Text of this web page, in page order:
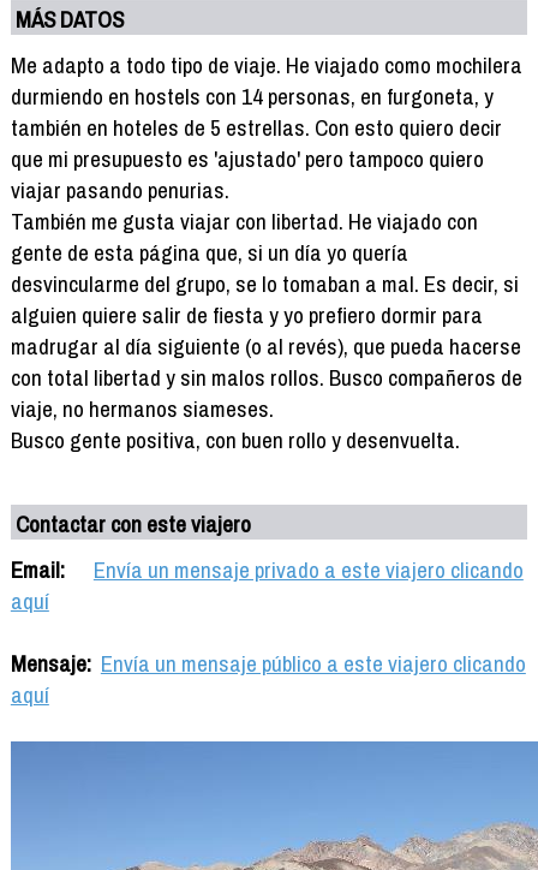
MÁS DATOS
Me adapto a todo tipo de viaje. He viajado como mochilera
durmiendo en hostels con 14 personas, en furgoneta, y
también en hoteles de 5 estrellas. Con esto quiero decir
que mi presupuesto es 'ajustado' pero tampoco quiero
viajar pasando penurias.
También me gusta viajar con libertad. He viajado con
gente de esta página que, si un día yo quería
desvincularme del grupo, se lo tomaban a mal. Es decir, si
alguien quiere salir de fiesta y yo prefiero dormir para
madrugar al día siguiente (o al revés), que pueda hacerse
con total libertad y sin malos rollos. Busco compañeros de
viaje, no hermanos siameses.
Busco gente positiva, con buen rollo y desenvuelta.
Contactar con este viajero
Email:
Envía un mensaje privado a este viajero clicando
aquí
Mensaje: Envía un mensaje público a este viajero clicando
aquí